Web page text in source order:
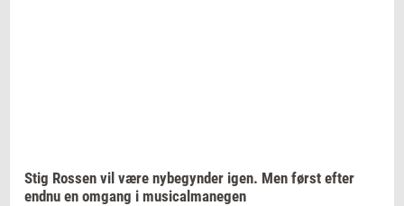
Stig Ros­sen vil være ny­be­gyn­der igen. Men først efter
endnu en om­gang i mu­si­cal­ma­ne­gen